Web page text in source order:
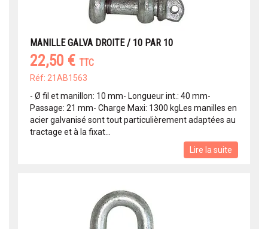
MANILLE GALVA DROITE / 10 PAR 10
22,50 € TTC
Réf: 21AB1563
- Ø fil et manillon: 10 mm- Longueur int.: 40 mm-
Passage: 21 mm- Charge Maxi: 1300 kgLes manilles en
acier galvanisé sont tout particulièrement adaptées au
tractage et à la fixat...
Lire la suite